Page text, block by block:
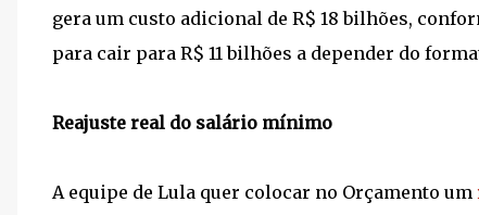
gera um custo adicional de R$ 18 bilhões,
para cair para R$ 11 bilhões a depender do
Reajuste real do salário mínimo
A equipe de Lula quer colocar no Orçamento um